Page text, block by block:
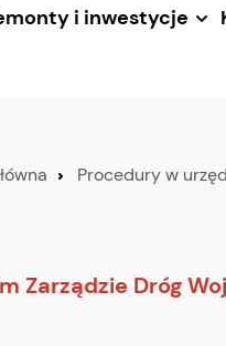
i inwestycje
Procedury w
Zarządzie Dróg